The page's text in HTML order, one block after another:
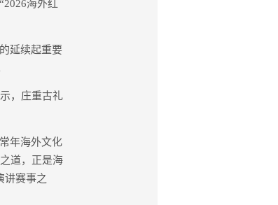
海外红
延续起重要
，庄重古礼
年海外文化
道，正是海
讲赛事之